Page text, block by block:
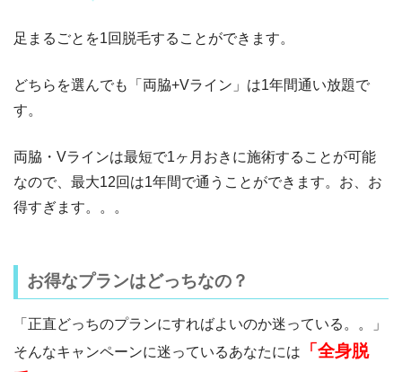
足まるごとを1回脱毛することができます。
どちらを選んでも「両脇+Vライン」は1年間通い放題で
す。
両脇・Vラインは最短で1ヶ月おきに施術することが可能
なので、最大12回は1年間で通うことができます。お、お
得すぎます。。。
お得なプランはどっちなの？
「正直どっちのプランにすればよいのか迷っている。。」
そんなキャンペーンに迷っているあなたには
「全身脱